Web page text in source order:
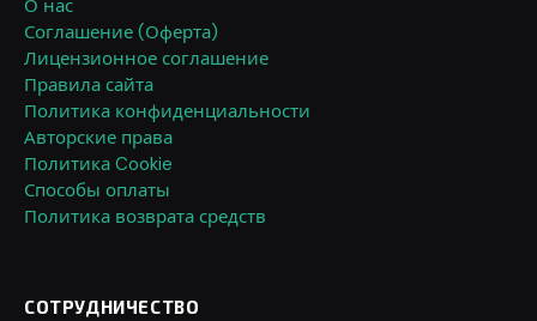
О нас
Соглашение (Оферта)
Лицензионное соглашение
Правила сайта
Политика конфиденциальности
Авторские права
Политика Cookie
Способы оплаты
Политика возврата средств
СОТРУДНИЧЕСТВО